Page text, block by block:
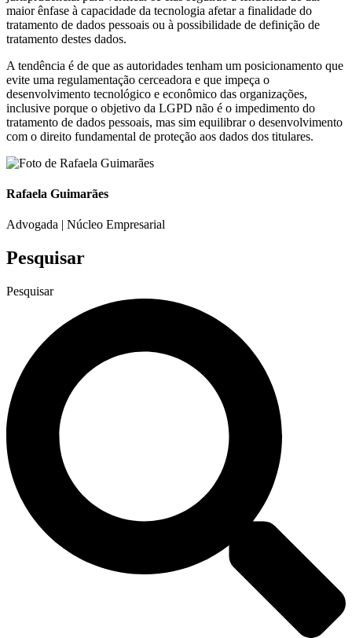
maior ênfase à capacidade da tecnologia afetar a finalidade do
tratamento de dados pessoais ou à possibilidade de definição de
tratamento destes dados.
A tendência é de que as autoridades tenham um posicionamento que
evite uma regulamentação cerceadora e que impeça o
desenvolvimento tecnológico e econômico das organizações,
inclusive porque o objetivo da LGPD não é o impedimento do
tratamento de dados pessoais, mas sim equilibrar o desenvolvimento
com o direito fundamental de proteção aos dados dos titulares.
Rafaela Guimarães
Advogada | Núcleo Empresarial
Pesquisar
Pesquisar